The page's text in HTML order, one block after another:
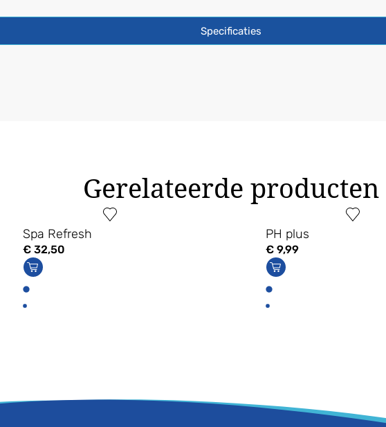
Specificaties
Gerelateerde producten
Spa Refresh
€ 32,50
PH plus
€ 9,99